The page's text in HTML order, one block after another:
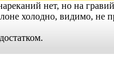
нет, но на
холодно, видимо,